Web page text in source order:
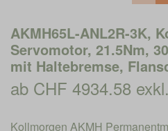
AKMH65L-ANL2R-3K,
Servomotor, 21.5Nm,
mit Haltebremse,
ab CHF 4934.58
Kollmorgen AKMH